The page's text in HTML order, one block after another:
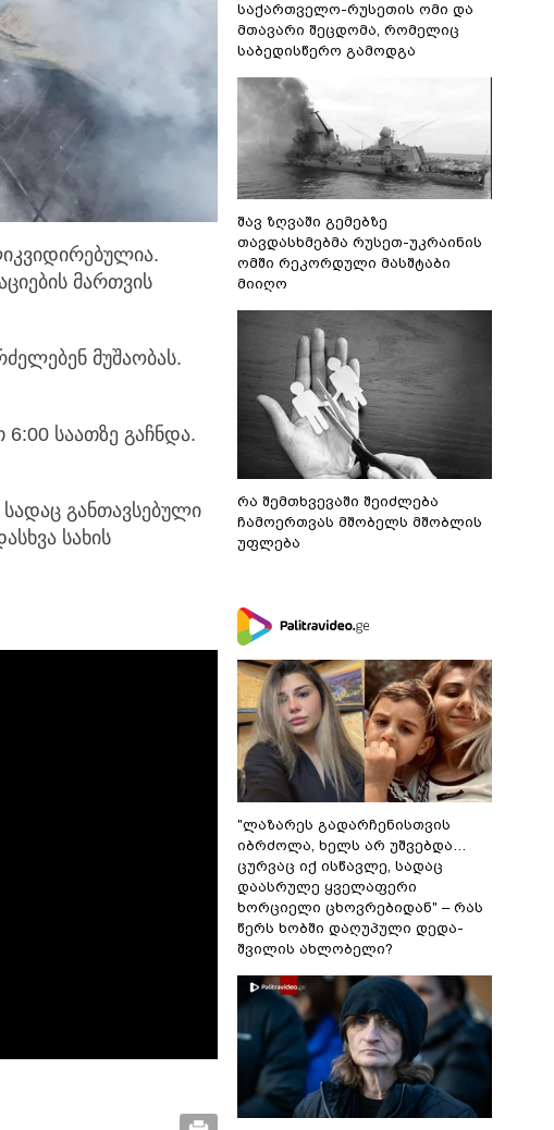
მართვის
მუშაობას.
საათზე გაჩნდა.
განთავსებული
სახის
საქართველო-რუსეთის ომი და
მთავარი შეცდომა, რომელიც
საბედისწერო გამოდგა
შავ ზღვაში გემებზე
თავდასხმებმა რუსეთ-უკრაინის
ომში რეკორდული მასშტაბი
მიიღო
რა შემთხვევაში შეიძლება
ჩამოერთვას მშობელს მშობლის
უფლება
"ლაზარეს გადარჩენისთვის
იბრძოლა, ხელს არ უშვებდა…
ცურვაც იქ ისწავლე, სადაც
დაასრულე ყველაფერი
ხორციელი ცხოვრებიდან" – რას
წერს ხობში დაღუპული დედა-
შვილის ახლობელი?